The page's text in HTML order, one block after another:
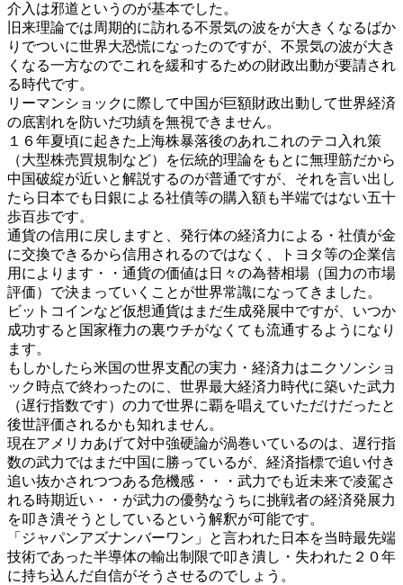
介入は邪道というのが基本でした。
旧来理論では周期的に訪れる不景気の波をが大きくなるばか
りでついに世界大恐慌になったのですが、不景気の波が大き
くなる一方なのでこれを緩和するための財政出動が要請され
る時代です。
リーマンショックに際して中国が巨額財政出動して世界経済
の底割れを防いだ功績を無視できません。
１６年夏頃に起きた上海株暴落後のあれこれのテコ入れ策
（大型株売買規制など）を伝統的理論をもとに無理筋だから
中国破綻が近いと解説するのが普通ですが、それを言い出し
たら日本でも日銀による社債等の購入額も半端ではない五十
歩百歩です。
通貨の信用に戻しますと、発行体の経済力による・社債が金
に交換できるから信用されるのではなく、トヨタ等の企業信
用によります・・通貨の価値は日々の為替相場（国力の市場
評価）で決まっていくことが世界常識になってきました。
ビットコインなど仮想通貨はまだ生成発展中ですが、いつか
成功すると国家権力の裏ウチがなくても流通するようになり
ます。
もしかしたら米国の世界支配の実力・経済力はニクソンショ
ック時点で終わったのに、世界最大経済力時代に築いた武力
（遅行指数です）の力で世界に覇を唱えていただけだったと
後世評価されるかも知れません。
現在アメリカあげて対中強硬論が渦巻いているのは、遅行指
数の武力ではまだ中国に勝っているが、経済指標で追い付き
追い抜かされつつある危機感・・・武力でも近未来で凌駕さ
れる時期近い・・が武力の優勢なうちに挑戦者の経済発展力
を叩き潰そうとしているという解釈が可能です。
「ジャパンアズナンバーワン」と言われた日本を当時最先端
技術であった半導体の輸出制限で叩き潰し・失われた２０年
に持ち込んだ自信がそうさせるのでしょう。